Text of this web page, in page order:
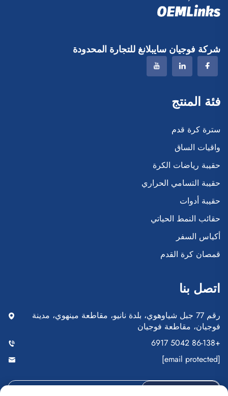
شركة فوجيان سايبلانغ للتجارة المحدودة
فئة المنتج
سترة كرة قدم
واقيات الساق
حقيبة رياضات الكرة
حقيبة التسامي الحراري
حقيبة أدوات
حقائب النمط الحياتي
أكياس السفر
قمصان كرة القدم
اتصل بنا
رقم 77 جبل شياوهوي، بلدة نانيو، مقاطعة مينهوي، مدينة
فوجيان، مقاطعة فوجيان
+86-138 5042 6917
[email protected]